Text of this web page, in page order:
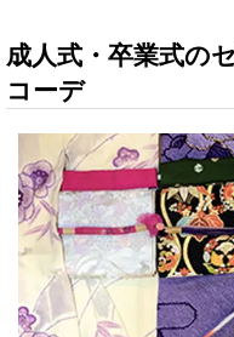
成人式・卒業式の
コーデ